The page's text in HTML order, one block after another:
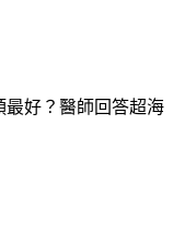
最好？醫師回答超海